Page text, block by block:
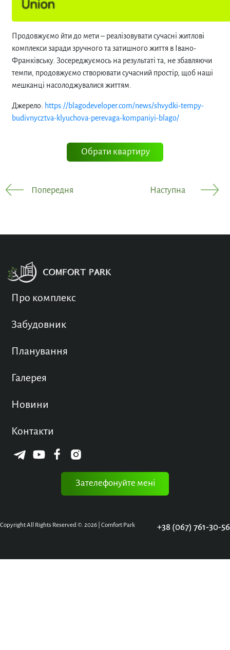
Продовжуємо йти до мети – реалізовувати сучасні житлові
комплекси заради зручного та затишного життя в Івано-
Франківську. Зосереджуємось на результаті та, не збавляючи
темпи, продовжуємо створювати сучасний простір, щоб наші
мешканці насолоджувалися життям.
Джерело: https://blagodeveloper.com/news/shvydki-tempy-
budivnycztva-klyuchova-perevaga-kompaniyi-blago/
Обрати квартиру
Попередня Наступна
Про комплекс
Забудовник
Планування
Галерея
Новини
Контакти
Зателефонуйте мені
Copyright All Rights Reserved ©. 2026 | Comfort Park +38 (067) 761-30-56